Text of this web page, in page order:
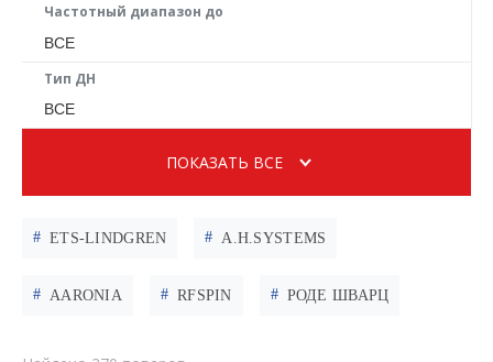
Частотный диапазон до
ВСЕ
Тип ДН
ВСЕ
ПОКАЗАТЬ ВСЕ
ETS-LINDGREN A.H.SYSTEMS
AARONIA RFSPIN РОДЕ ШВАРЦ